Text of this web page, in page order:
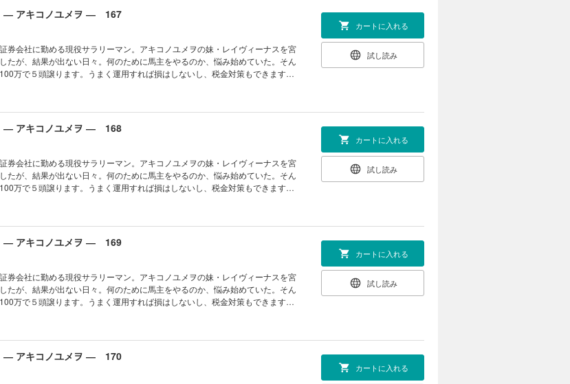
― アキコノユメヲ ― 167
券会社に勤める現役サラリーマン。アキコノユメヲの妹・レイヴィーナスを宮
たが、結果が出ない日々。何のために馬主をやるのか、悩み始めていた。そん
万で５頭譲ります。うまく運用すれば損はしないし、税金対策もできます
カートに入れる
試し読み
― アキコノユメヲ ― 168
券会社に勤める現役サラリーマン。アキコノユメヲの妹・レイヴィーナスを宮
たが、結果が出ない日々。何のために馬主をやるのか、悩み始めていた。そん
万で５頭譲ります。うまく運用すれば損はしないし、税金対策もできます
カートに入れる
試し読み
― アキコノユメヲ ― 169
券会社に勤める現役サラリーマン。アキコノユメヲの妹・レイヴィーナスを宮
たが、結果が出ない日々。何のために馬主をやるのか、悩み始めていた。そん
万で５頭譲ります。うまく運用すれば損はしないし、税金対策もできます
カートに入れる
試し読み
― アキコノユメヲ ― 170
カートに入れる